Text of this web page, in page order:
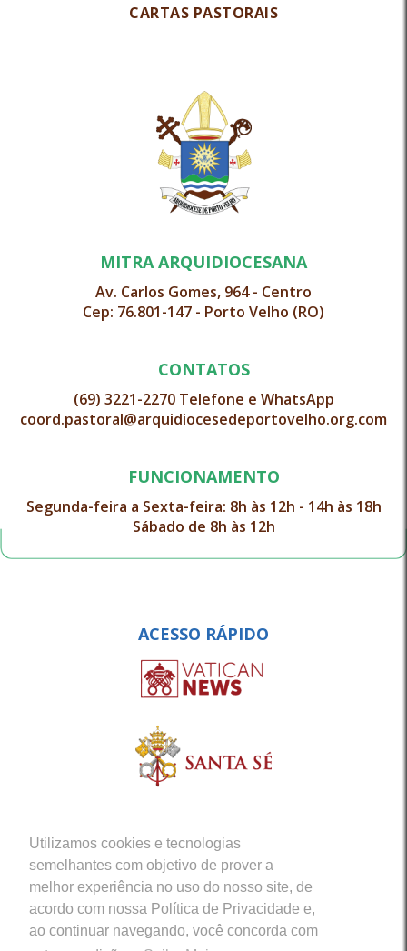
Utilizamos cookies e tecnologias
semelhantes com objetivo de prover a
melhor experiência no uso do nosso site, de
acordo com nossa Política de Privacidade e,
ao continuar navegando, você concorda com
CARTAS PASTORAIS
MITRA ARQUIDIOCESANA
Av. Carlos Gomes, 964 - Centro
Cep: 76.801-147 - Porto Velho (RO)
CONTATOS
(69) 3221-2270 Telefone e WhatsApp
coord.pastoral@arquidiocesedeportovelho.org.com
FUNCIONAMENTO
Segunda-feira a Sexta-feira: 8h às 12h - 14h às 18h
Sábado de 8h às 12h
ACESSO RÁPIDO